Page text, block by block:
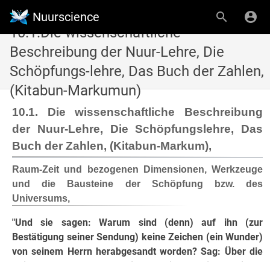
Nuurscience
10.1.Die wissenschaftliche
Beschreibung der Nuur-Lehre, Die
Schöpfungs-lehre, Das Buch der Zahlen,
(Kitabun-Markumun)
10.1. Die wissenschaftliche Beschreibung
der Nuur-Lehre, Die Schöpfungslehre, Das
Buch der Zahlen, (Kitabun-Markum),
Raum-Zeit und bezogenen Dimensionen, Werkzeuge
und die Bausteine der Schöpfung bzw. des
Universums,
"Und sie sagen: Warum sind (denn) auf ihn (zur
Bestätigung seiner Sendung) keine Zeichen (ein Wunder)
von seinem Herrn herabgesandt worden? Sag: Über die